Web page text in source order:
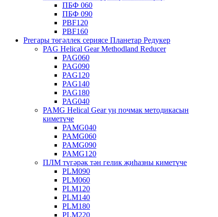
ПБФ 060
ПБФ 090
PBF120
PBF160
Preгары төгәллек сериясе Планетар Редукер
PAG Helical Gear Methodland Reducer
PAG060
PAG090
PAG120
PAG140
PAG180
PAG040
PAMG Helical Gear уң почмак методикасын
киметүче
PAMG040
PAMG060
PAMG090
PAMG120
ПЛМ түгәрәк тән гелик җиһазны киметүче
PLM090
PLM060
PLM120
PLM140
PLM180
PLM220